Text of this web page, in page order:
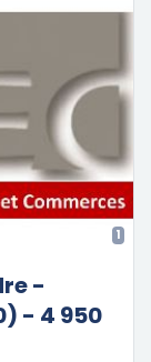
1
-
- 4 950